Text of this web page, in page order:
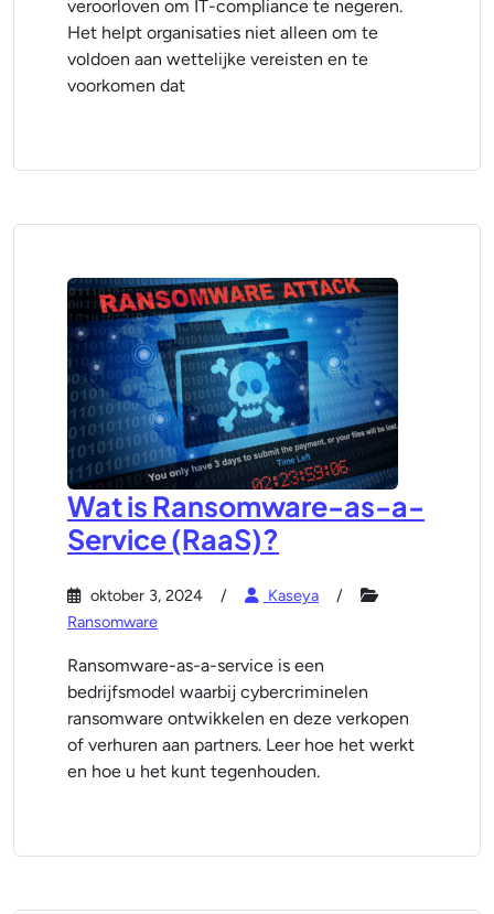
veroorloven om IT-compliance te negeren.
Het helpt organisaties niet alleen om te
voldoen aan wettelijke vereisten en te
voorkomen dat
Wat is Ransomware-as-a-
Service (RaaS)?
oktober 3, 2024
Kaseya
Ransomware
Ransomware-as-a-service is een
bedrijfsmodel waarbij cybercriminelen
ransomware ontwikkelen en deze verkopen
of verhuren aan partners. Leer hoe het werkt
en hoe u het kunt tegenhouden.